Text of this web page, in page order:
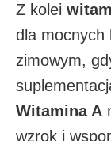
Z kolei
dla mocnych
zimowym,
Witamina A
wzrok i